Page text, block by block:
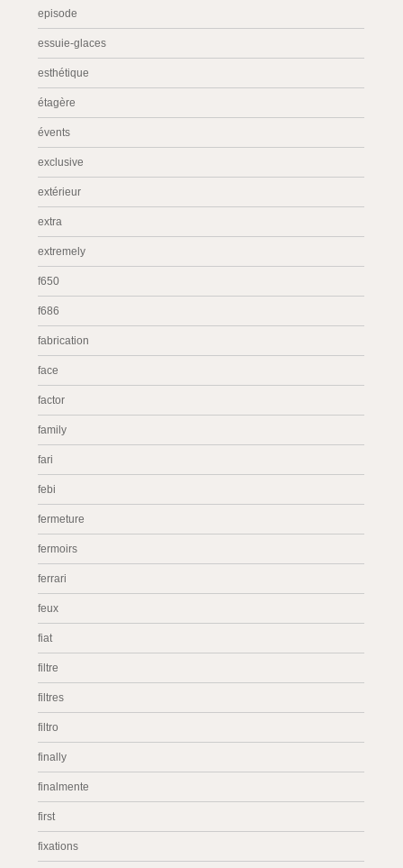
episode
essuie-glaces
esthétique
étagère
évents
exclusive
extérieur
extra
extremely
f650
f686
fabrication
face
factor
family
fari
febi
fermeture
fermoirs
ferrari
feux
fiat
filtre
filtres
filtro
finally
finalmente
first
fixations